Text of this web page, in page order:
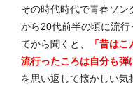
その時代時代で青春ソ
から20代前半の頃に流
てから聞くと、
「昔は
流行ったころは自分も弾
を思い返して懐かしい